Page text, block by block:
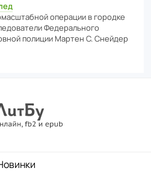
операции в городке
Феде­раль­ного
полиции Мартен С. Снейдер